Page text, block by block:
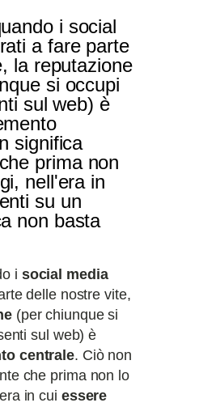
i social
a fare parte
la reputazione
si occupi
sul web) è
significa
prima non
nell'era in
su un
non basta
i social media
delle nostre vite,
(per chiunque si
sul web) è
centrale. Ciò non
che prima non lo
in cui essere